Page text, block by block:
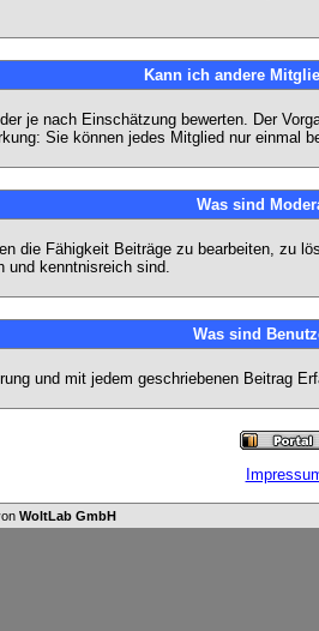
Kann ich andere
je nach Einschätzung bewerten. Der
Sie können jedes Mitglied nur einmal
Was sind
die Fähigkeit Beiträge zu bearbeiten, zu
und kenntnisreich sind.
Was sind
und mit jedem geschriebenen Beitrag
WoltLab GmbH